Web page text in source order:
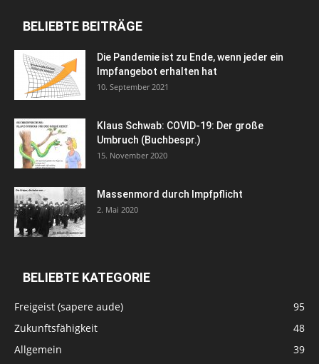
BELIEBTE BEITRÄGE
Die Pandemie ist zu Ende, wenn jeder ein
Impfangebot erhalten hat
10. September 2021
Klaus Schwab: COVID-19: Der große
Umbruch (Buchbespr.)
15. November 2020
Massenmord durch Impfpflicht
2. Mai 2020
BELIEBTE KATEGORIE
Freigeist (sapere aude)
95
Zukunftsfähigkeit
48
Allgemein
39